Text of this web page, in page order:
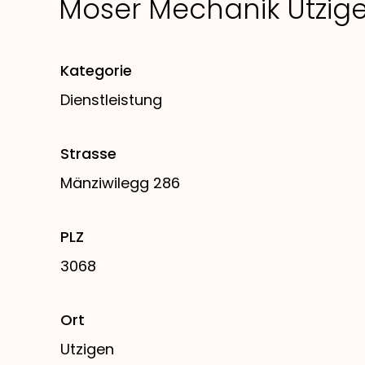
Moser Mechanik
Kategorie
Dienstleistung
Strasse
Mänziwilegg 286
PLZ
3068
Ort
Utzigen